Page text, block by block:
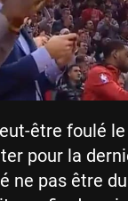
être foulé
pour la
ne pas être